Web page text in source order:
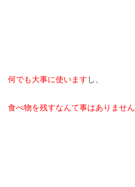
何でも大事に使います し、
食べ物を残すなんて事はありません